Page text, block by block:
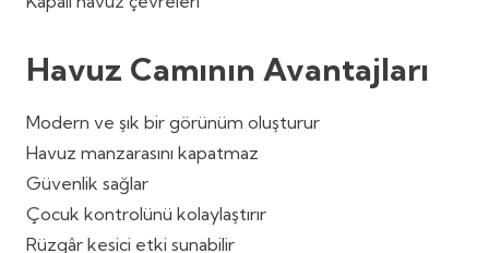
Havuz Camının Avantajları
Modern ve şık bir görünüm oluşturur
Havuz manzarasını kapatmaz
Güvenlik sağlar
Çocuk kontrolünü kolaylaştırır
Rüzgâr kesici etki sunabilir